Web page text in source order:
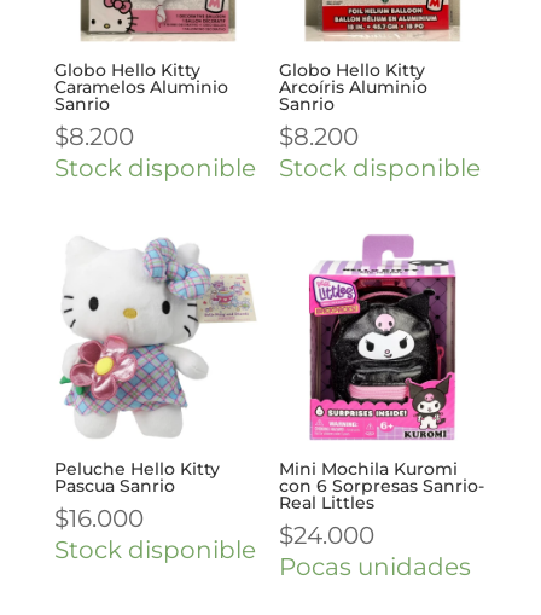
Globo Hello Kitty
Caramelos Aluminio
Sanrio
$8.200
Stock disponible
Globo Hello Kitty
Arcoíris Aluminio
Sanrio
$8.200
Stock disponible
Peluche Hello Kitty
Pascua Sanrio
$16.000
Stock disponible
Mini Mochila Kuromi
con 6 Sorpresas Sanrio-
Real Littles
$24.000
Pocas unidades